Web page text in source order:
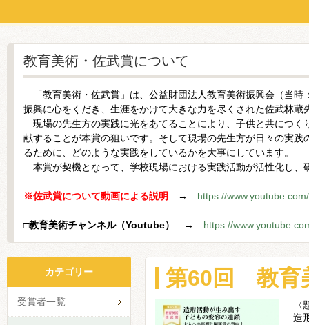
教育美術・佐武賞について
「教育美術・佐武賞」は、公益財団法人教育美術振興会（当
振興に心をくだき、生涯をかけて大きな力を尽くされた佐武林
現場の先生方の実践に光をあてることにより、子供と共につ
献することが本賞の狙いです。そして現場の先生方が日々の実
るために、どのような実践をしているかを大事にしています。
本賞が契機となって、学校現場における実践活動が活性化し、
※佐武賞について動画による説明 → https://
□教育美術チャンネル（Youtube） → https://
第60回 教育
〈
造
カテゴリー
受賞者一覧